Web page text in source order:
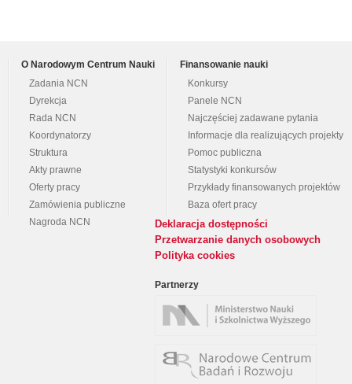
O Narodowym Centrum Nauki
Zadania NCN
Dyrekcja
Rada NCN
Koordynatorzy
Struktura
Akty prawne
Oferty pracy
Zamówienia publiczne
Nagroda NCN
Finansowanie nauki
Konkursy
Panele NCN
Najczęściej zadawane pytania
Informacje dla realizujących projekty
Pomoc publiczna
Statystyki konkursów
Przykłady finansowanych projektów
Baza ofert pracy
Deklaracja dostępności
Przetwarzanie danych osobowych
Polityka cookies
Partnerzy